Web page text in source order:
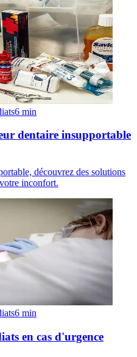
6 min
dentaire insupportable
découvrez des solutions
inconfort.
6 min
en cas d'urgence